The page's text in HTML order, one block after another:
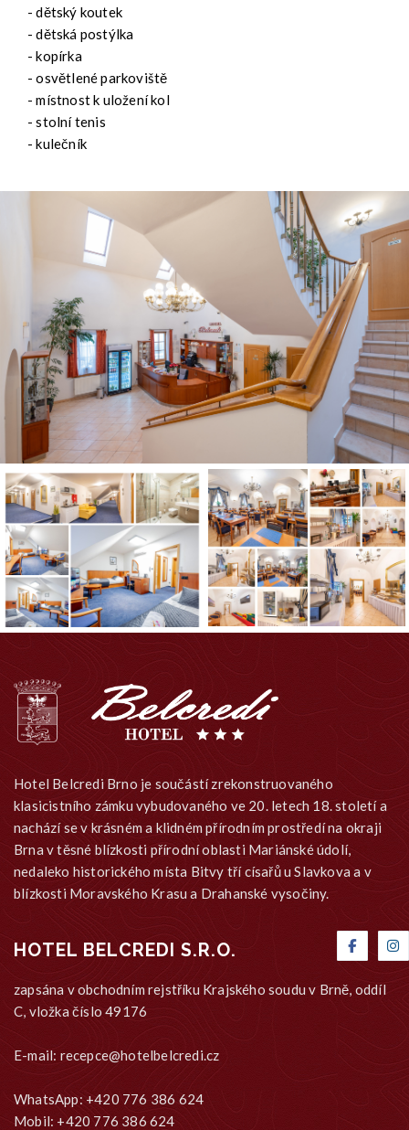
- dětský koutek
- dětská postýlka
- kopírka
- osvětlené parkoviště
- místnost k uložení kol
- stolní tenis
- kulečník
Hotel Belcredi Brno je součástí zrekonstruovaného
klasicistního zámku vybudovaného ve 20. letech 18. století a
nachází se v krásném a klidném přírodním prostředí na okraji
Brna v těsné blízkosti přírodní oblasti Mariánské údolí,
nedaleko historického místa Bitvy tří císařů u Slavkova a v
blízkosti Moravského Krasu a Drahanské vysočiny.
HOTEL BELCREDI S.R.O.
zapsána v obchodním rejstříku Krajského soudu v Brně, oddíl
C, vložka číslo 49176
E-mail: recepce@hotelbelcredi.cz
WhatsApp: +420 776 386 624
Mobil: +420 776 386 624